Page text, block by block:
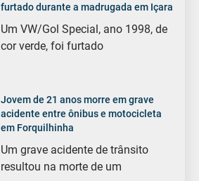
furtado durante a madrugada em Içara
Um VW/Gol Special, ano 1998, de
cor verde, foi furtado
Jovem de 21 anos morre em grave
acidente entre ônibus e motocicleta
em Forquilhinha
Um grave acidente de trânsito
resultou na morte de um